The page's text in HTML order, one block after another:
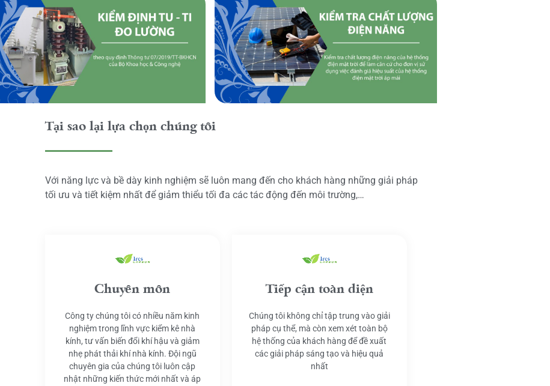
Tại sao lại lựa chọn chúng tôi
Với năng lực và bề dày kinh nghiệm sẽ luôn mang đến cho khách hàng những giải pháp
tối ưu và tiết kiệm nhất để giảm thiểu tối đa các tác động đến môi trường,…
Chuyên môn
Công ty chúng tôi có nhiều năm kinh
nghiệm trong lĩnh vực kiểm kê nhà
kính, tư vấn biến đổi khí hậu và giảm
nhẹ phát thải khí nhà kính. Đội ngũ
chuyên gia của chúng tôi luôn cập
nhật những kiến thức mới nhất và áp
Tiếp cận toàn diện
Chúng tôi không chỉ tập trung vào giải
pháp cụ thể, mà còn xem xét toàn bộ
hệ thống của khách hàng để đề xuất
các giải pháp sáng tạo và hiệu quả
nhất